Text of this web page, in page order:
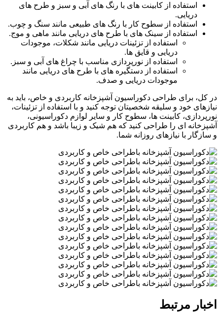
استفاده از کابینت های با رنگ های آبی و سبز و طرح های
دریایی.
استفاده از سطوح کار با رنگ های طبیعی مانند سنگ و چوب.
استفاده از سینک های با طرح های دریایی مانند ماهی و موج.
استفاده از تزئینات دریایی مانند شکلات، موجودات
دریایی و قایق ها.
استفاده از نورپردازی مناسب با چراغ های آبی و سبز.
استفاده از دستگیره های با طرح های دریایی مانند
موجودات دریایی و صدف.
در کل، برای طراحی دکوراسیون آشپزخانه کاربردی و خاص، باید به
نیازهای خود و سلیقه شخصیتان توجه کنید و با استفاده از تزئینات،
نورپردازی، کابینت ها، سطوح کار و سایر لوازم دکوراسیونی،
آشپزخانه ای را طراحی کنید که هم شیک و زیبا باشد و هم کاربردی
و سازگار با نیازهای روزانه شما.
اخبار مرتبط